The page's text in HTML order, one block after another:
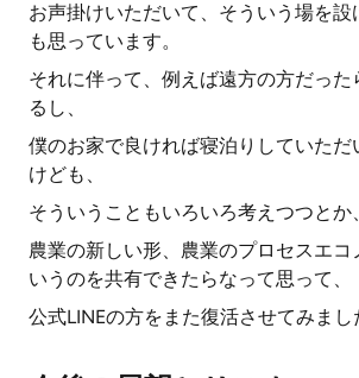
お声掛けいただいて、そういう場を設
も思っています。
それに伴って、例えば遠方の方だった
るし、
僕のお家で良ければ寝泊りしていただ
けども、
そういうこともいろいろ考えつつとか、
農業の新しい形、農業のプロセスエコ
いうのを共有できたらなって思って、
公式LINEの方をまた復活させてみまし